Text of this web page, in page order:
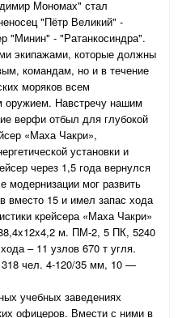
Мономах" стал
"Пётр Великий" -
"Минин" - "Ратанкосиндра".
экипажами, которые должны
командам, но и в течение
моряков всем
Навстречу нашим
верфи отбыл для глубокой
«Маха Чакри»,
установки и
через 1,5 года вернулся
модернизации мог развить
вместо 15 и имел запас хода
крейсера «Маха Чакри»
м. ПМ-2, 5 ПК, 5240
– 11 узлов 670 т угля.
чел. 4-120/35 мм, 10 —
учебных заведениях
офицеров. Вмести с ними в